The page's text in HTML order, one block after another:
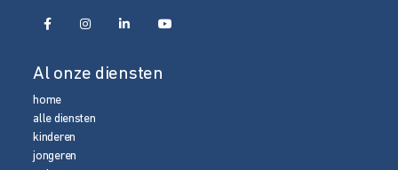
Al onze diensten
home
alle diensten
kinderen
jongeren